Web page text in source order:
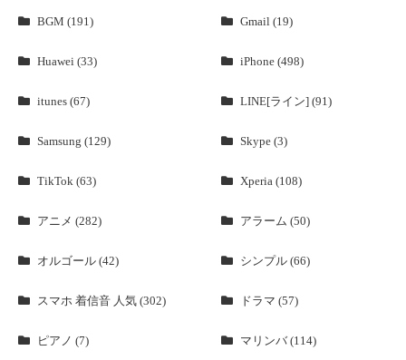
BGM (191) Gmail (19)
Huawei (33) iPhone (498)
itunes (67) LINE[ライン] (91)
Samsung (129) Skype (3)
TikTok (63) Xperia (108)
アニメ (282) アラーム (50)
オルゴール (42) シンプル (66)
スマホ 着信音 人気 (302) ドラマ (57)
ピアノ (7) マリンバ (114)